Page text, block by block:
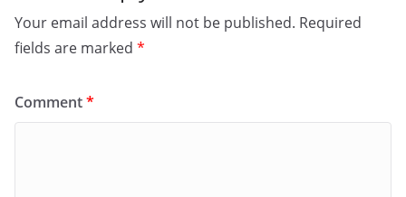
Your email address will not be published. Required
fields are marked *
Comment*